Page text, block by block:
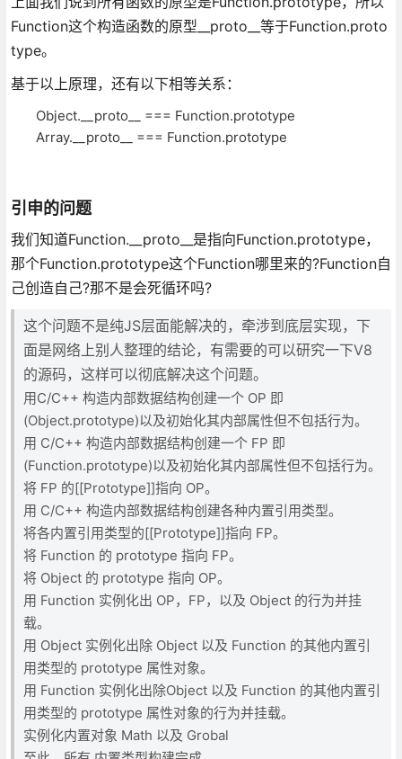
Function这个构造函数的原型__proto__等于Function.proto
type。
基于以上原理，还有以下相等关系：
Object.__proto__ === Function.prototype
Array.__proto__ === Function.prototype
引申的问题
我们知道Function.__proto__是指向Function.prototype，
那个Function.prototype这个Function哪里来的?Function自
己创造自己?那不是会死循环吗?
这个问题不是纯JS层面能解决的，牵涉到底层实现，下
面是网络上别人整理的结论，有需要的可以研究一下V8
的源码，这样可以彻底解决这个问题。
用C/C++ 构造内部数据结构创建一个 OP 即
(Object.prototype)以及初始化其内部属性但不包括行为。
用 C/C++ 构造内部数据结构创建一个 FP 即
(Function.prototype)以及初始化其内部属性但不包括行为。
将 FP 的[[Prototype]]指向 OP。
用 C/C++ 构造内部数据结构创建各种内置引用类型。
将各内置引用类型的[[Prototype]]指向 FP。
将 Function 的 prototype 指向 FP。
将 Object 的 prototype 指向 OP。
用 Function 实例化出 OP，FP，以及 Object 的行为并挂
载。
用 Object 实例化出除 Object 以及 Function 的其他内置引
用类型的 prototype 属性对象。
用 Function 实例化出除Object 以及 Function 的其他内置引
用类型的 prototype 属性对象的行为并挂载。
实例化内置对象 Math 以及 Grobal